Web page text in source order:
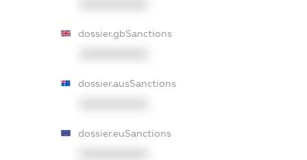
dossier.gbSanctions
dossier.ausSanctions
dossier.euSanctions